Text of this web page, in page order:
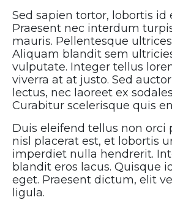
Sed sapien tortor, lobortis
Praesent nec interdum
mauris. Pellentesque
Aliquam blandit sem
vulputate. Integer tellus
viverra at at justo. Sed
lectus, nec laoreet ex
Curabitur scelerisque quis
Duis eleifend tellus non orci
nisl placerat est, et lobortis
imperdiet nulla hendrerit.
blandit eros lacus. Quisque
eget. Praesent dictum, elit
ligula.